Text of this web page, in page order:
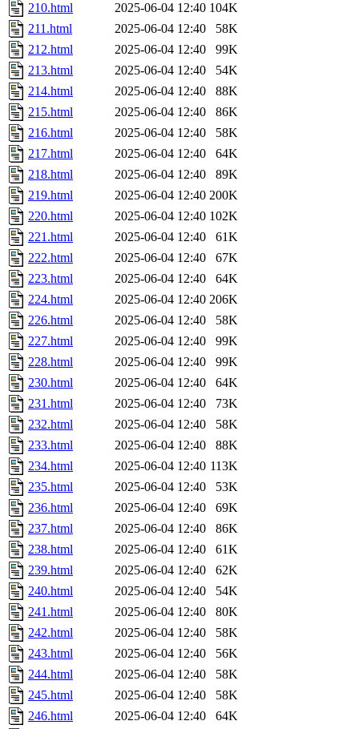
210.html
2025-06-04 12:40 104K
211.html
2025-06-04 12:40
58K
212.html
2025-06-04 12:40
99K
213.html
2025-06-04 12:40
54K
214.html
2025-06-04 12:40
88K
215.html
2025-06-04 12:40
86K
216.html
2025-06-04 12:40
58K
217.html
2025-06-04 12:40
64K
218.html
2025-06-04 12:40
89K
219.html
2025-06-04 12:40 200K
220.html
2025-06-04 12:40 102K
221.html
2025-06-04 12:40
61K
222.html
2025-06-04 12:40
67K
223.html
2025-06-04 12:40
64K
224.html
2025-06-04 12:40 206K
226.html
2025-06-04 12:40
58K
227.html
2025-06-04 12:40
99K
228.html
2025-06-04 12:40
99K
230.html
2025-06-04 12:40
64K
231.html
2025-06-04 12:40
73K
232.html
2025-06-04 12:40
58K
233.html
2025-06-04 12:40
88K
234.html
2025-06-04 12:40 113K
235.html
2025-06-04 12:40
53K
236.html
2025-06-04 12:40
69K
237.html
2025-06-04 12:40
86K
238.html
2025-06-04 12:40
61K
239.html
2025-06-04 12:40
62K
240.html
2025-06-04 12:40
54K
241.html
2025-06-04 12:40
80K
242.html
2025-06-04 12:40
58K
243.html
2025-06-04 12:40
56K
244.html
2025-06-04 12:40
58K
245.html
2025-06-04 12:40
58K
246.html
2025-06-04 12:40
64K